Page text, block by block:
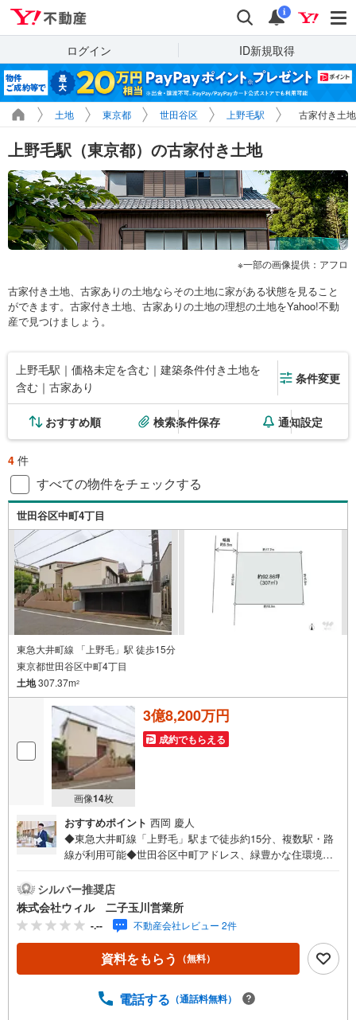
検索 通知
i
ログイン ID新規取得
土地 東京都 世田谷区 上野毛駅 古家付き土
上野毛駅（東京都）の古家付き土地
一部の画像提供：アフロ
古家付き土地、古家ありの土地ならその土地に家がある状態を見ること
ができます。古家付き土地、古家ありの土地の理想の土地をYahoo!不動
産で見つけましょう。
上野毛駅｜価格未定を含む｜建築条件付き土地を
含む｜古家あり
条件変更
おすすめ順 検索条件保存 通知設定
4 件
すべての物件をチェックする
世田谷区中町4丁目
東急大井町線 「上野毛」駅 徒歩15分
東京都世田谷区中町4丁目
土地307.37m2
画像14枚
3億8,200万円
成約でもらえる
おすすめポイント 西岡 慶人
◆東急大井町線「上野毛」駅まで徒歩約15分、複数駅・路
線が利用可能◆世田谷区中町アドレス、緑豊かな住環境と
用地域につき高い建物が建つ心配も少なく落ち着いた住環
境◆駐車スペースや建物配置のバランスが考えやすく、敷
地を有効的に使いやすい整形地◆土地面積約307平米（約9
2坪）のゆとりの広さで家族構成に合わせた建物配置や平屋
の検討等、幅広い建築プランに対応◆前面道路は幅員約5.9
mの公道に間口約16mと、お車の出し入れもスムーズ◆
間 10:00～19:00】上記時間はお電話が繋がりやすくなって
シルバー推奨店
株式会社ウィル 二子玉川営業所
-.-- 不動産会社レビュー 2件
資料をもらう （無料）
電話する （通話料無料）